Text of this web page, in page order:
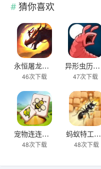
猜你喜欢
永恒屠龙传奇大极品游戏下载
46次下载
异形虫历险记2下载
47次下载
宠物连连看之星星消灭下载
48次下载
蚂蚁特工队下载
48次下载